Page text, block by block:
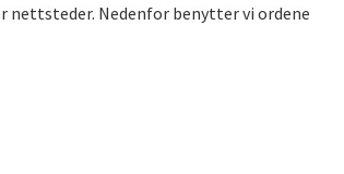
nettsteder. Nedenfor benytter vi ordene